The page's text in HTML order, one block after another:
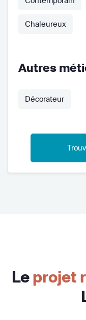
Chaleureux
Autres
Décorateur
Leprojet